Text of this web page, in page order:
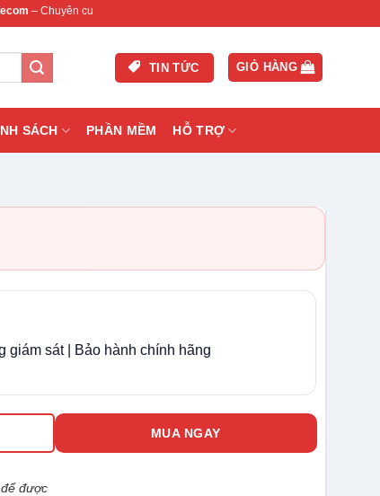
cung cấp thiết bị mạng & camera chính hãng, bảo hành , hỗ trợ nhanh.
TIN TỨC GIỎ HÀNG
SÁCH PHẦN MỀM HỖ TRỢ
giám sát | Bảo hành chính hãng
lượng
MUA NGAY
được